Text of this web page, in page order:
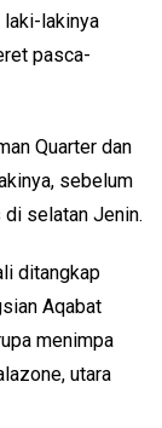
laki-lakinya
pasca-
Quarter dan
sebelum
selatan Jenin.
ditangkap
Aqabat
menimpa
utara